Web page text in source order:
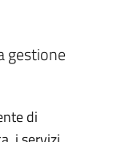
gestione
di